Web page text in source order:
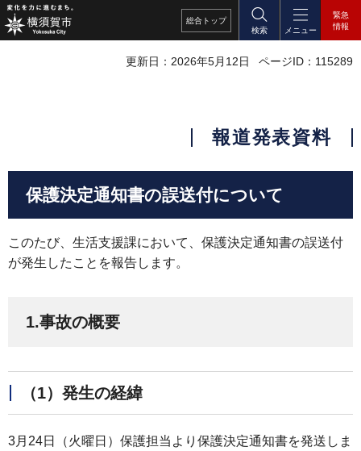
総合 トップ
検索
メニュー
緊急
情報
更新日：2026年5月12日 ページID：115289
報道発表資料
保護決定通知書の誤送付について
このたび、生活支援課において、保護決定通知書の誤送付
が発生したことを報告します。
1.事故の概要
（1）発生の経緯
3月24日（火曜日）保護担当より保護決定通知書を発送しま